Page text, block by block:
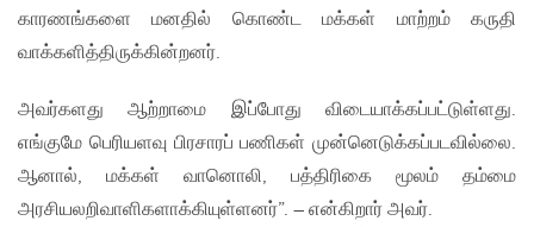
காரணங்களை மனதில் கொண்ட மக்கள் மாற்றம் கருதி
வாக்களித்திருக்கின்றனர்.
அவர்களது ஆற்றாமை இப்போது விடையாக்கப்பட்டுள்ளது.
எங்குமே பெரியளவு பிரசாரப் பணிகள் முன்னெடுக்கப்படவில்லை.
ஆனால், மக்கள் வானொலி, பத்திரிகை மூலம் தம்மை
அரசியலறிவாளிகளாக்கியுள்ளனர்”. – என்கிறார் அவர்.